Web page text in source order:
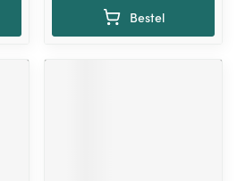
Bestel